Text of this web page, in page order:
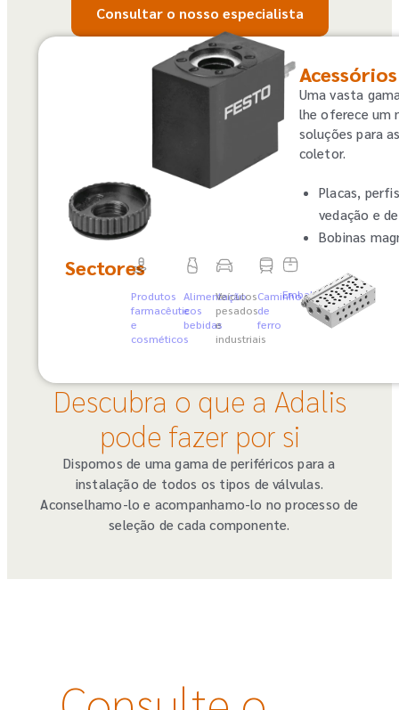
Consultar o nosso especialista
Sectores
Produtos
farmacêuticos
e
cosméticos
Alimentação
e
bebidas
Veículos
pesados
e
industriais
Caminho
de
ferro
Embalagem
Uma vasta
lhe oferece um
soluções para
coletor.
Placas,
vedação e
Bobinas
Descubra o que a Adalis
pode fazer por si
Dispomos de uma gama de periféricos para a
instalação de todos os tipos de válvulas.
Aconselhamo-lo e acompanhamo-lo no processo de
seleção de cada componente.